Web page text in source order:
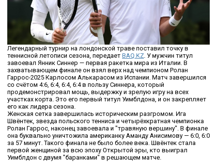
Легендарный турнир на лондонской траве поставил точку в
теннисной летописи сезона, передает BAQ.KZ. У мужчин титул
завоевал Янник Синнер — первая ракетка мира из Италии. В
захватывающем финале он взял верх над чемпионом Ролан
Гаррос-2025 Карлосом Алькарасом из Испании. Матч завершился
со счётом 4:6, 6:4, 6:4, 6:4 в пользу Синнера, который
продемонстрировал мощь, выдержку и зрелую игру на всех
участках корта. Это его первый титул Уимблдона, и он закрепляет
его как лидера сезона.
Женская сетка завершилась историческим разгромом. Ига
Швёнтек, звезда польского тенниса и четырёхкратная чемпионка
Ролан Гаррос, наконец завоевала и "травяную вершину". В финале
она буквально уничтожила американку Аманду Анисимову — 6:0, 6:0
за 57 минут. Такого финала не было более века. Швёнтек стала
первой женщиной за всю эпоху Открытой эры, кто выиграл
Уимблдон с двумя "баранками" в решающем матче.